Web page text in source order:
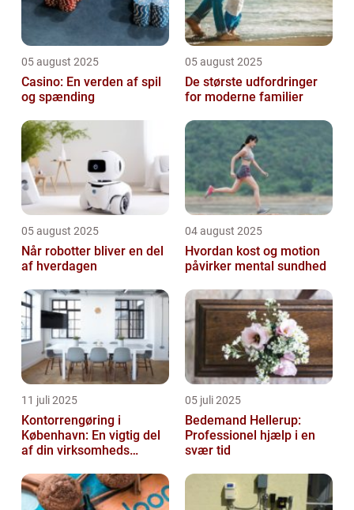
05 august 2025
Casino: En verden af spil
og spænding
05 august 2025
De største udfordringer
for moderne familier
05 august 2025
Når robotter bliver en del
af hverdagen
04 august 2025
Hvordan kost og motion
påvirker mental sundhed
11 juli 2025
Kontorrengøring i
København: En vigtig del
af din virksomheds
05 juli 2025
Bedemand Hellerup:
Professionel hjælp i en
svær tid